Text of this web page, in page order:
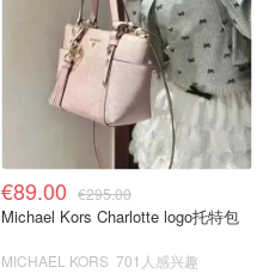
€89.00 €295.00
Michael Kors Charlotte logo托特包
MICHAEL KORS 701人感兴趣